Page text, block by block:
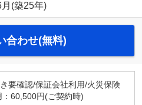
(築25年)
合わせ(無料)
要確認/保証会社利用/火災保険
60,500円(ご契約時)